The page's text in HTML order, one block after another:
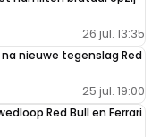
26 jul. 13:35
nieuwe tegenslag Red
25 jul. 19:00
Red Bull en Ferrari